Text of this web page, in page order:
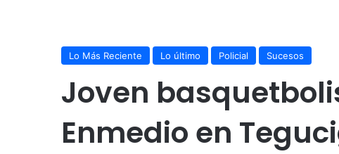
Lo Más Reciente Lo último Policial Sucesos
Joven
Enmedio en